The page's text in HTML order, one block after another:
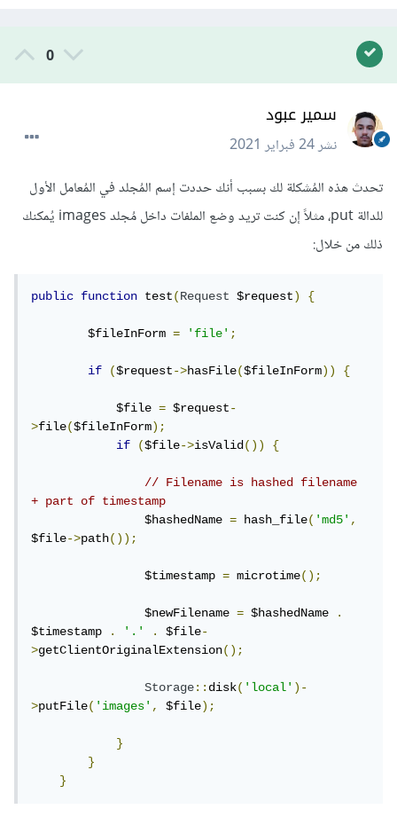
0
سمير عبود
نشر24 فبراير 2021
تحدث هذه المُشكلة لك بسبب أنك حددت إسم المُجلد في المُعامل الأول
للدالة put، مثلاً إن كنت تريد وضع الملفات داخل مُجلد images يُمكنك
ذلك من خلال:
public function test(Request $request) {
        $fileInForm
= 'file';
if ($request->hasFile($fileInForm)) {
            $file
= $request-
>file($fileInForm);
if
($file->isValid()) {
// Filename is hashed filename
+ part of timestamp
                $hashedName
= hash_file('md5',
$file->path());
                $timestamp
= microtime();
                $newFilename
= $hashedName .
$timestamp . '.' . $file-
>getClientOriginalExtension();
Storage::disk('local')-
>putFile('images', $file);
}
}
}